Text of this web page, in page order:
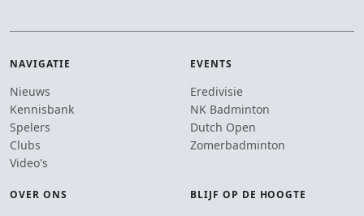
NAVIGATIE
Nieuws
Kennisbank
Spelers
Clubs
Video's
EVENTS
Eredivisie
NK Badminton
Dutch Open
Zomerbadminton
OVER ONS BLIJF OP DE HOOGTE